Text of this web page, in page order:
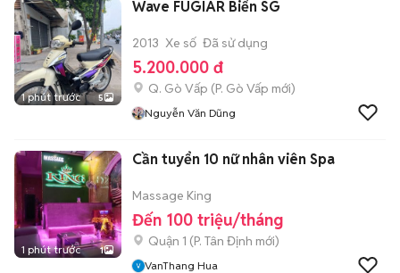
1 phút trước 5
Wave FUGIAR Biển SG
2013 Xe số Đã sử dụng
5.200.000 đ
Q. Gò Vấp (P. Gò Vấp mới)
Nguyễn Văn Dũng
1 phút trước 1
Cần tuyển 10 nữ nhân viên Spa
Massage King
Đến 100 triệu/tháng
Quận 1 (P. Tân Định mới)
VanThang Hua